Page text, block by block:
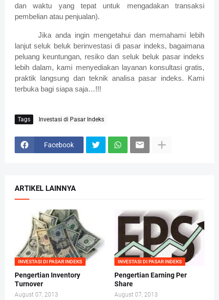
dan waktu yang tepat untuk mengadakan transaksi
pembelian atau penjualan).
Jika anda ingin mengetahui dan memahami lebih
lanjut seluk beluk berinvestasi di pasar indeks, bagaimana
peluang keuntungan, resiko dan seluk beluk pasar indeks
lebih dalam, kami menyediakan layanan konsultasi gratis,
praktik langsung dan teknik analisa pasar indeks. Kami
terbuka bagi siapa saja…!!!
Tags Investasi di Pasar Indeks
Facebook
ARTIKEL LAINNYA
INVESTASI DI PASAR INDEKS
Pengertian Inventory
Turnover
August 07, 2013
INVESTASI DI PASAR INDEKS
Pengertian Earning Per
Share
August 07, 2013